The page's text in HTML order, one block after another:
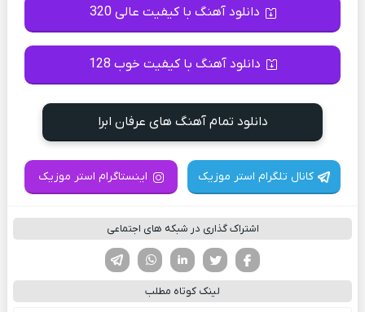
دانلود آهنگ با کیفیت عالی 320
دانلود آهنگ با کیفیت خوب 128
دانلود تمام آهنگ های عرفان ابرا
کانال تلگرام استر موزیک اینستاگرام استر موزیک
اشتراک گذاری در شبکه های اجتماعی
لینکدین تویتر
فیسوک
لینک کوتاه مطلب